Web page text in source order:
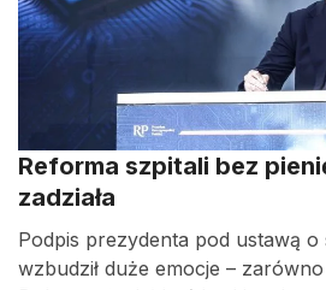
Reforma szpitali bez
zadziała
Podpis prezydenta pod ustawą o
wzbudził duże emocje –